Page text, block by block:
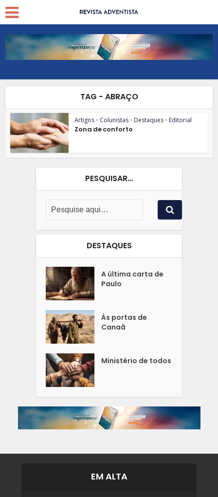
TAG - ABRAÇO
Artigos • Colunistas • Destaques • Editorial
Zona de conforto
PESQUISAR…
DESTAQUES
A última carta de
Paulo
Às portas de
Canaã
Ministério de todos
EM ALTA